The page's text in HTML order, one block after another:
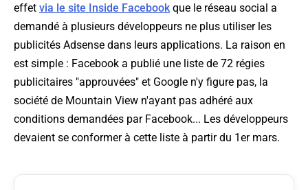
effet via le site Inside Facebookque le réseau social a
demandé à plusieurs développeurs ne plus utiliser les
publicités Adsense dans leurs applications. La raison en
est simple : Facebook a publié une liste de 72 régies
publicitaires "approuvées" et Google n'y figure pas, la
société de Mountain View n'ayant pas adhéré aux
conditions demandées par Facebook... Les développeurs
devaient se conformer à cette liste à partir du 1er mars.